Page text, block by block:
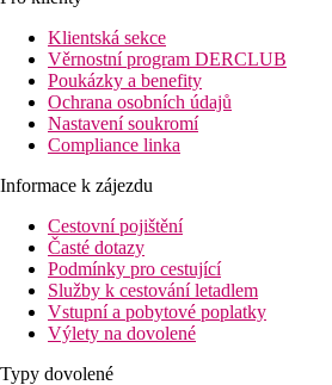
Pláž
Druh pláže
Lehátka a slunečníky na pláži zdarma
Hotel přímo u pláže
Plážová dovolená
Bazény
Lehátka a slunečníky u bazénu zdarma
Fotogalerie
Klientská sekce
Věrnostní program DERCLUB
Poukázky a benefity
Ochrana osobních údajů
Nastavení soukromí
Compliance linka
Informace k zájezdu
Cestovní pojištění
Časté dotazy
Podmínky pro cestující
Služby k cestování letadlem
Vstupní a pobytové poplatky
Výlety na dovolené
Typy dovolené